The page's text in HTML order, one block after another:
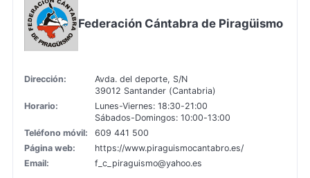
Federación Cántabra de Piragüismo
Dirección:
Avda. del deporte, S/N
39012 Santander (Cantabria)
Horario:
Lunes-Viernes: 18:30-21:00
Sábados-Domingos: 10:00-13:00
Teléfono móvil:
609 441 500
Página web:
https://www.piraguismocantabro.es/
Email:
f_c_piraguismo@yahoo.es